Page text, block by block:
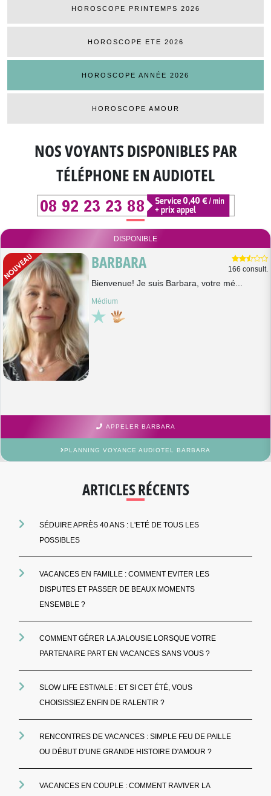
HOROSCOPE PRINTEMPS 2026
HOROSCOPE ETE 2026
HOROSCOPE ANNÉE 2026
HOROSCOPE AMOUR
NOS VOYANTS DISPONIBLESPAR
TÉLÉPHONE EN AUDIOTEL
DISPONIBLE
BARBARA 166 consult.
Bienvenue! Je suis Barbara, votre mé...
Médium
APPELER BARBARA
PLANNING VOYANCE AUDIOTEL BARBARA
ARTICLES RÉCENTS
SÉDUIRE APRÈS 40 ANS : L'ETÉ DE TOUS LES
POSSIBLES
VACANCES EN FAMILLE : COMMENT EVITER LES
DISPUTES ET PASSER DE BEAUX MOMENTS
ENSEMBLE ?
COMMENT GÉRER LA JALOUSIE LORSQUE VOTRE
PARTENAIRE PART EN VACANCES SANS VOUS ?
SLOW LIFE ESTIVALE : ET SI CET ÉTÉ, VOUS
CHOISISSIEZ ENFIN DE RALENTIR ?
RENCONTRES DE VACANCES : SIMPLE FEU DE PAILLE
OU DÉBUT D'UNE GRANDE HISTOIRE D'AMOUR ?
VACANCES EN COUPLE : COMMENT RAVIVER LA